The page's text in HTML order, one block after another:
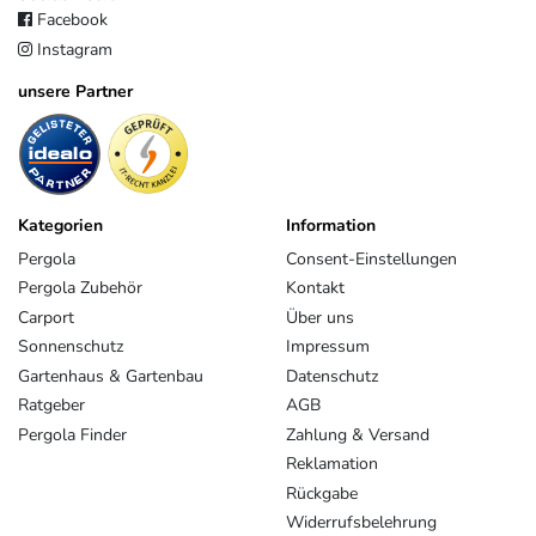
Unternehmen, das langfristig hinter seinen Produkten steht.
EU-Verantwortlicher
Pegaso Marine Handel und Service GmbH
Weberstrasse 8
86462 Langweid am Lech
service@heimundgarten24.de
+49 821 79500 001
https://www.weide.de/kontakt/
Facebook
Instagram
unsere Partner
Kategorien
Pergola
Pergola Zubehör
Carport
Sonnenschutz
Gartenhaus & Gartenbau
Ratgeber
Pergola Finder
Information
Consent-Einstellungen
Kontakt
Über uns
Impressum
Datenschutz
AGB
Zahlung & Versand
Reklamation
Rückgabe
Widerrufsbelehrung